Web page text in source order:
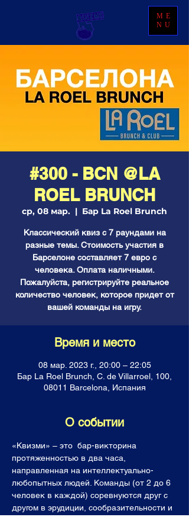
ME
NU
#300 - BCN @LA
ROEL BRUNCH
ср, 08 мар.
  |
Бар La Roel Brunch
Классический квиз с 7 раундами на
разные темы. Стоимость участия в
Барселоне составляет 7 евро с
человека. Оплата наличными.
Пожалуйста, регистрируйте реальное
количество человек, которое придет от
вашей команды на игру.
Время и место
08 мар. 2023 г., 20:00 – 22:05
Бар La Roel Brunch, C. de Villarroel, 100,
08011 Barcelona, Испания
О событии
«Квизми» – это  бар-викторина
протяженностью в два часа,
направленная на интеллектуально-
любопытных людей. Команды (от 2 до 6
человек в каждой) соревнуются друг с
другом в эрудиции, сообразительности и